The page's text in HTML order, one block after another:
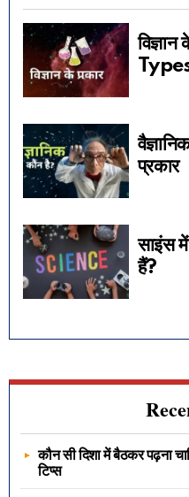
प्रकार
साइंस
हैं?
कौन सी दिशा में बैठकर पढ़ना
टिप्स